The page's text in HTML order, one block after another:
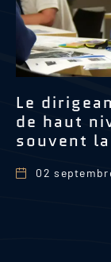
Le
de haut
souvent
02